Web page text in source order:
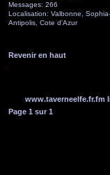
Messages: 266
Localisation: Valbonne, Sophia-
Antipolis, Cote d'Azur
Revenir en haut
www.taverneelfe.fr.fm
Page 1 sur1